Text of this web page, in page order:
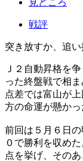
見どころ
戦評
突き放すか、追
Ｊ２自動昇格を
った終盤戦で相
点差では富山が
方の命運が懸かっ
前回は５月６日
０で勝利を収め
点を挙げ、その